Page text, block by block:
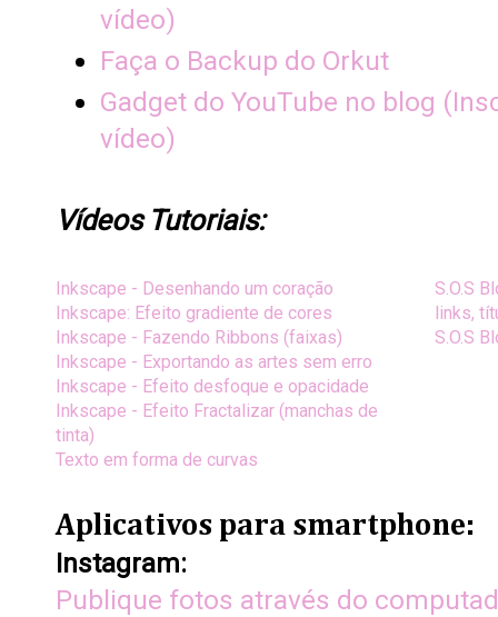
vídeo)
Faça o Backup do Orkut
Gadget do YouTube no blog
vídeo)
Vídeos Tutoriais:
Inkscape - Desenhando um coração
Inkscape: Efeito gradiente de cores
Inkscape - Fazendo Ribbons (faixas)
Inkscape - Exportando as artes sem erro
Inkscape - Efeito desfoque e opacidade
Inkscape - Efeito Fractalizar (manchas de
tinta)
Texto em forma de curvas
S.O.S
links,
S.O.S
Aplicativos para smartphone:
Instagram:
Publique fotos através do